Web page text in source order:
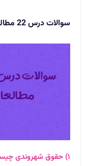
سوالات درس 22 مطالعات نهم با جواب
۱) حقوق شهروندی چیست؟